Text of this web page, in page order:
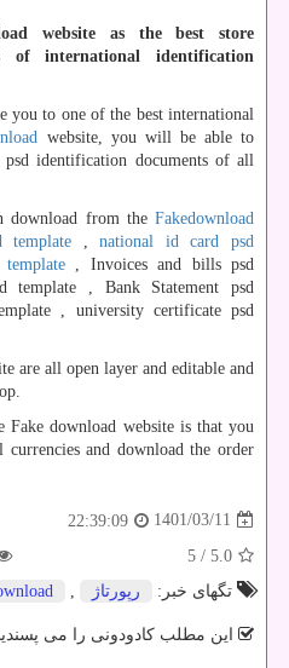
website as the best store
international identification
you to one of the best international
website, you will be able to
identification documents of all
download from the Fakedownload
template ,national id card psd
, Invoices and bills psd
template , Bank Statement psd
, university certificate psd
are all open layer and editable and
Fake download website is that you
and download the order
1401/03/11
22:39:09
5.0
/ 5
تگهای خبر:
رپورتاژ
این مطلب کادودونی را می